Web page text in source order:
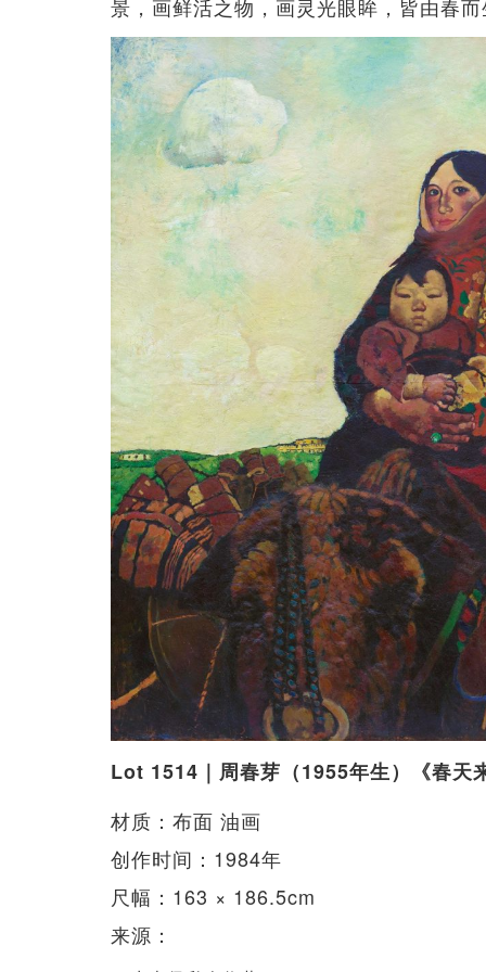
景，画鲜活之物，画灵光眼眸，皆由春
Lot 1514｜周春芽（1955年生）《春天
材质：布面 油画
创作时间：1984年
尺幅：163 × 186.5cm
来源：